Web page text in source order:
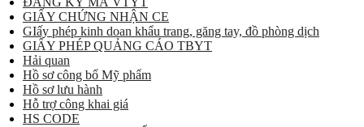
GIẤY CHỨNG NHẬN CE
GIấy phép kinh doan khẩu trang, găng tay, đồ phòng dịch
GIẤY PHÉP QUẢNG CÁO TBYT
Hải quan
Hồ sơ công bố Mỹ phẩm
Hồ sơ lưu hành
Hỗ trợ công khai giá
HS CODE